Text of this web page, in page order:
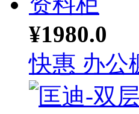
¥1980.0
快惠 办公